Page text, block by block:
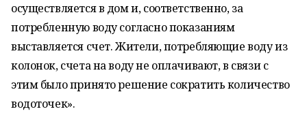
осуществляется в дом и, соответственно, за
потребленную воду согласно показаниям
выставляется счет. Жители, потребляющие воду из
колонок, счета на воду не оплачивают, в связи с
этим было принято решение сократить количество
водоточек».